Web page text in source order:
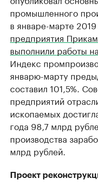
промышленного
в январе-марте 2019
предприятия
выполнили работы
Индекс
январю-марту
составил 101,5%.
предприятий
ископаемых
года 98,7 млрд
производства
млрд рублей.
Проект